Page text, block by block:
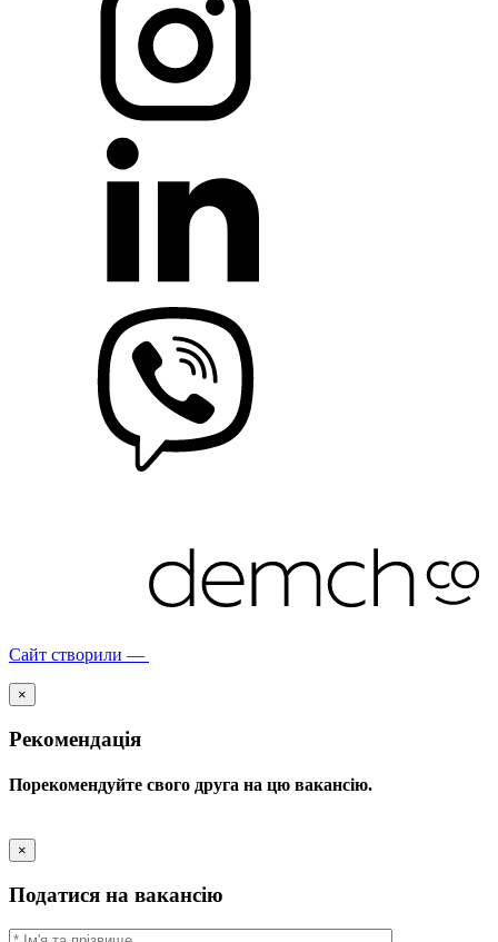
Сайт створили —
×
Рекомендація
Порекомендуйте свого друга на цю вакансію.
×
Податися на вакансію